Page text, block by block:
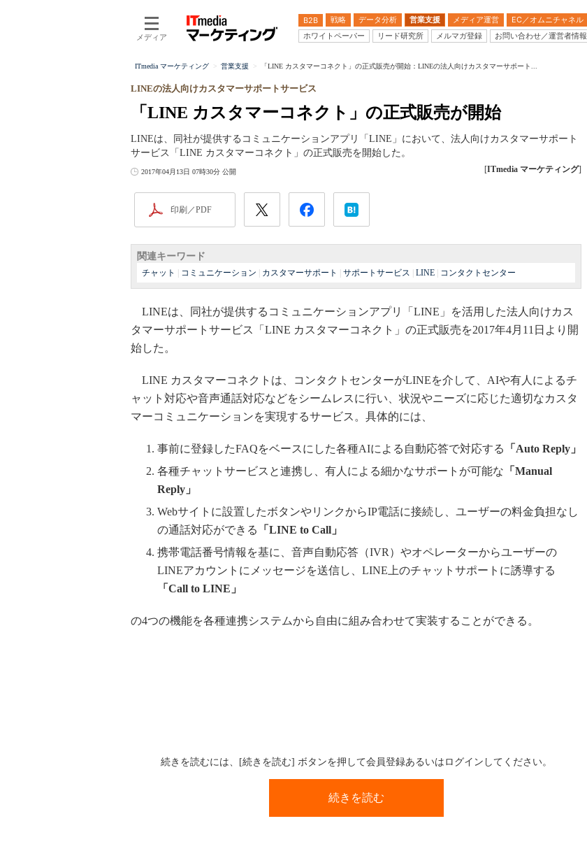
メディア
B2B 戦略 データ分析 営業支援 メディア運営 EC／オムニチャネル
ホワイトペーパー
リード研究所 メルマガ登録 お問い合わせ／運営者情報
ITmedia マーケティング 営業支援 「LINE カスタマーコネクト」の正式販売が開始：LINEの法人向けカスタマーサポート...
「LINE カスタマーコネクト」の正式販売が開始
LINEの法人向けカスタマーサポートサービス
LINEは、同社が提供するコミュニケーションアプリ「LINE」において、法人向けカスタマーサポート
サービス「LINE カスタマーコネクト」の正式販売を開始した。
2017年04月13日 07時30分 公開 [ITmedia マーケティング]
印刷／PDF
関連キーワード
チャット コミュニケーション カスタマーサポート サポートサービス LINE コンタクトセンター
LINEは、同社が提供するコミュニケーションアプリ「LINE」を活用した法人向けカス
タマーサポートサービス「LINE カスタマーコネクト」の正式販売を2017年4月11日より開
始した。
LINE カスタマーコネクトは、コンタクトセンターがLINEを介して、AIや有人によるチ
ャット対応や音声通話対応などをシームレスに行い、状況やニーズに応じた適切なカスタ
マーコミュニケーションを実現するサービス。具体的には、
事前に登録したFAQをベースにした各種AIによる自動応答で対応する
「Auto Reply」
各種チャットサービスと連携し、有人による細かなサポートが可能な 「Manual
Reply」
Webサイトに設置したボタンやリンクからIP電話に接続し、ユーザーの料金負担なし
の通話対応ができる
「LINE to Call」
携帯電話番号情報を基に、音声自動応答（IVR）やオペレーターからユーザーの
LINEアカウントにメッセージを送信し、LINE上のチャットサポートに誘導する
「Call to LINE」
の4つの機能を各種連携システムから自由に組み合わせて実装することができる。
続きを読むには、[続きを読む] ボタンを押して会員登録あるいはログインしてください。
続きを読む